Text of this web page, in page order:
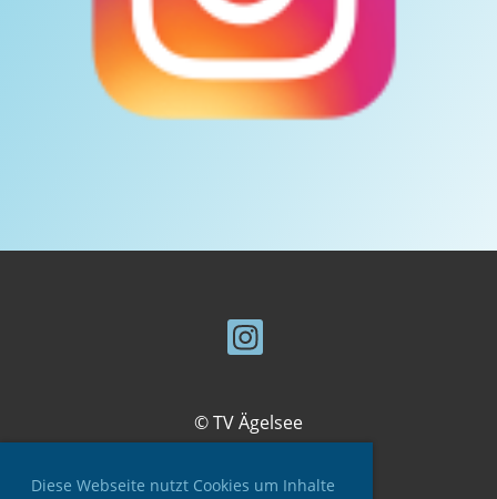
Diese Webseite nutzt Cookies um Inhalte
© TV Ägelsee